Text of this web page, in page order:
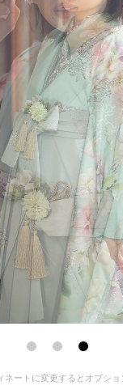
ートに変更するとオプショ